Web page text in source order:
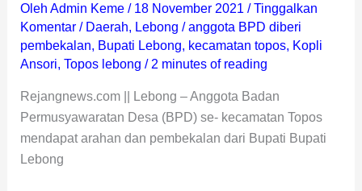
Oleh Admin Keme / 18 November 2021 /Tinggalkan
Komentar / Daerah, Lebong /anggota BPD diberi
pembekalan, Bupati Lebong, kecamatan topos, Kopli
Ansori, Topos lebong / 2 minutes of reading
Rejangnews.com || Lebong – Anggota Badan
Permusyawaratan Desa (BPD) se- kecamatan Topos
mendapat arahan dan pembekalan dari Bupati Bupati
Lebong